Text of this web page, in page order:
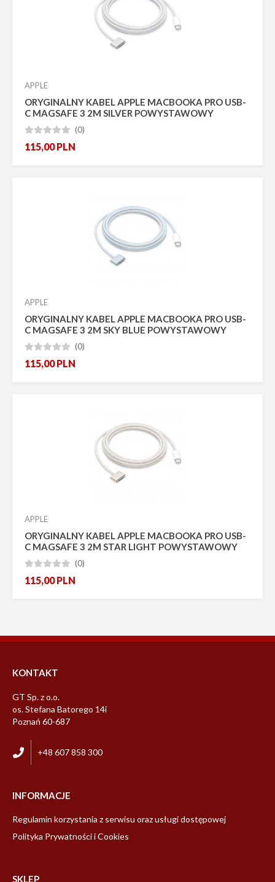
APPLE
ORYGINALNY KABEL APPLE MACBOOKA PRO USB-
C MAGSAFE 3 2M SILVER POWYSTAWOWY
 (0)
115,00PLN
APPLE
ORYGINALNY KABEL APPLE MACBOOKA PRO USB-
C MAGSAFE 3 2M SKY BLUE POWYSTAWOWY
 (0)
115,00PLN
APPLE
ORYGINALNY KABEL APPLE MACBOOKA PRO USB-
C MAGSAFE 3 2M STAR LIGHT POWYSTAWOWY
 (0)
115,00PLN
KONTAKT
GT Sp. z o.o.
os. Stefana Batorego 14i
Poznań 60-687
+48 607 858 300
INFORMACJE
Regulamin korzystania z serwisu oraz usługi dostępowej
Polityka Prywatności i Cookies
SKLEP